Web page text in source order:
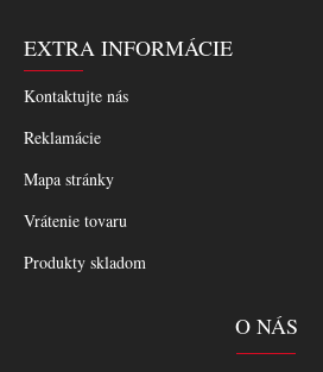
EXTRA INFORMÁCIE
Kontaktujte nás
Reklamácie
Mapa stránky
Vrátenie tovaru
Produkty skladom
O NÁS